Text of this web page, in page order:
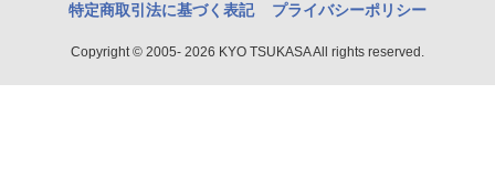
特定商取引法に基づく表記 プライバシーポリシー
Copyright © 2005- 2026 KYO TSUKASA All rights reserved.